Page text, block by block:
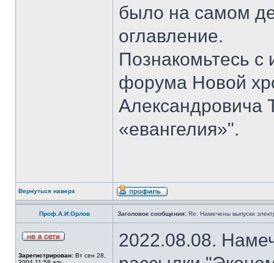
было на самом
оглавление.
Познакомьтесь с
форума Новой
Александровича
«евангелия»".
Вернуться наверх
Проф.А.И.Орлов Заголовок сообщения: Re: Намечены выпуски
Зарегистрирован: Вт сен 28,
2022.08.08.